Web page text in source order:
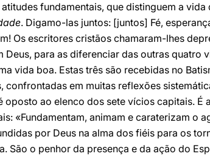
atitudes fundamentais, que distinguem a
. Digamo-las juntos: [juntos] Fé,
Os escritores cristãos chamaram-lhes
para as diferenciar das outras quatro
vida boa. Estas três são recebidas no
em muitas reflexões
ao elenco dos sete vícios capitais. É
«Fundamentam, animam e caraterizam o
por Deus na alma dos fiéis para os
São o penhor da presença e da ação do